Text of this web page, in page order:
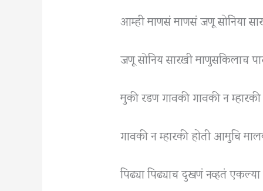
आम्ही माणसं माणसं जणू सोनिया
जणू सोनिय सारखी माणुसकिलाच
मुकी रडण गावकी गावकी न म्हारकी
गावकी न म्हारकी होती आमुचि
पिढ्या पिढ्याच दुखणं नव्हतं